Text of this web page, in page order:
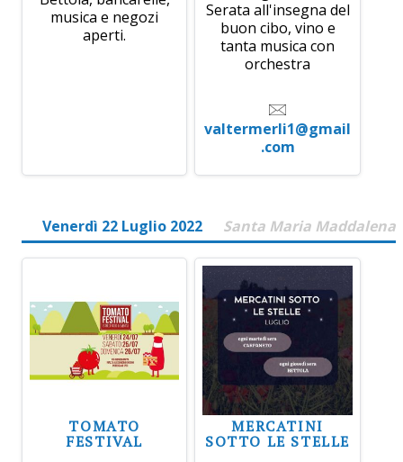
musica e negozi
aperti.
Serata all'insegna del
buon cibo, vino e
tanta musica con
orchestra
valtermerli1@gmail
.com
Venerdì 22 Luglio 2022 Santa Maria Maddalena
TOMATO
FESTIVAL
MERCATINI
SOTTO LE STELLE